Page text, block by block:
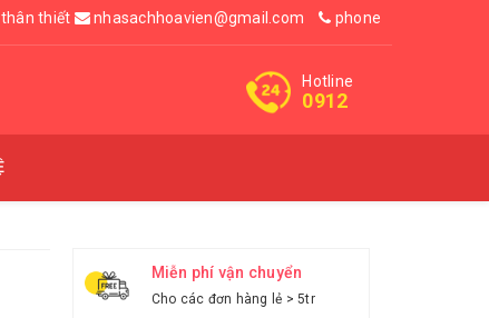
thiết nhasachhoavien@gmail.com phone
Hotline
0912
Miễn phí vận chuyển
Cho các đơn hàng lẻ > 5tr